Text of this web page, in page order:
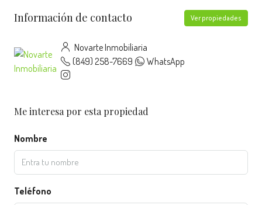
Información de contacto Ver propiedades
Novarte Inmobiliaria
(849) 258-7669
WhatsApp
Me interesa por esta propiedad
Nombre
Teléfono